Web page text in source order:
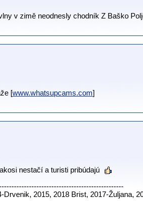
v zimě neodnesly chodník Z Baško
[www.whatsupcams.com]
nestačí a turisti pribúdajú
Drvenik, 2015, 2018 Brist, 2017-Žuljana,